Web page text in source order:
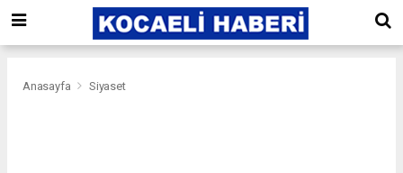
Anasayfa Siyaset